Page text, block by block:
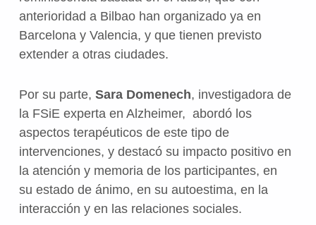
anterioridad a Bilbao han organizado ya en
Barcelona y Valencia, y que tienen previsto
extender a otras ciudades.
Por su parte, Sara Domenech, investigadora de
la FSiE experta en Alzheimer, abordó los
aspectos terapéuticos de este tipo de
intervenciones, y destacó su impacto positivo en
la atención y memoria de los participantes, en
su estado de ánimo, en su autoestima, en la
interacción y en las relaciones sociales.